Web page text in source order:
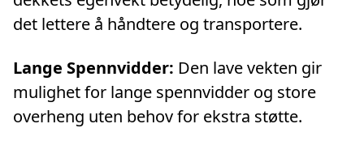
det lettere å håndtere og transportere.
Lange Spennvidder: Den lave vekten gir
mulighet for lange spennvidder og store
overheng uten behov for ekstra støtte.